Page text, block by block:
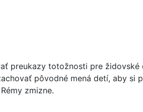
preukazy totožnosti pre
pôvodné mená detí, aby si
zmizne.